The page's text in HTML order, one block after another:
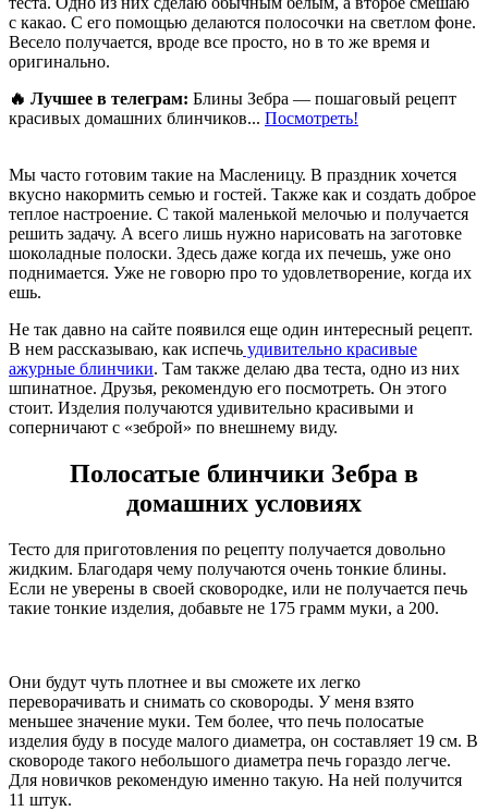
с какао. С его помощью делаются полосочки на светлом фоне.
Весело получается, вроде все просто, но в то же время и
оригинально.
🔥 Лучшее в телеграм: Блины Зебра — пошаговый рецепт
красивых домашних блинчиков... Посмотреть!
Мы часто готовим такие на Масленицу. В праздник хочется
вкусно накормить семью и гостей. Также как и создать доброе
теплое настроение. С такой маленькой мелочью и получается
решить задачу. А всего лишь нужно нарисовать на заготовке
шоколадные полоски. Здесь даже когда их печешь, уже оно
поднимается. Уже не говорю про то удовлетворение, когда их
ешь.
Не так давно на сайте появился еще один интересный рецепт.
В нем рассказываю, как испечь удивительно красивые
ажурные блинчики. Там также делаю два теста, одно из них
шпинатное. Друзья, рекомендую его посмотреть. Он этого
стоит. Изделия получаются удивительно красивыми и
соперничают с «зеброй» по внешнему виду.
Полосатые блинчики Зебра в
домашних условиях
Тесто для приготовления по рецепту получается довольно
жидким. Благодаря чему получаются очень тонкие блины.
Если не уверены в своей сковородке, или не получается печь
такие тонкие изделия, добавьте не 175 грамм муки, а 200.
Они будут чуть плотнее и вы сможете их легко
переворачивать и снимать со сковороды. У меня взято
меньшее значение муки. Тем более, что печь полосатые
изделия буду в посуде малого диаметра, он составляет 19 см. В
сковороде такого небольшого диаметра печь гораздо легче.
Для новичков рекомендую именно такую. На ней получится
11 штук.